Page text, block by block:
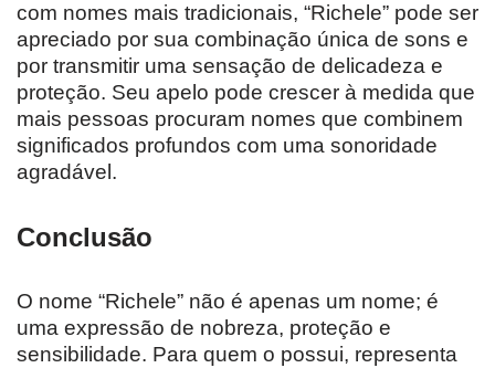
com nomes mais tradicionais, “Richele” pode ser
apreciado por sua combinação única de sons e
por transmitir uma sensação de delicadeza e
proteção. Seu apelo pode crescer à medida que
mais pessoas procuram nomes que combinem
significados profundos com uma sonoridade
agradável.
Conclusão
O nome “Richele” não é apenas um nome; é
uma expressão de nobreza, proteção e
sensibilidade. Para quem o possui, representa